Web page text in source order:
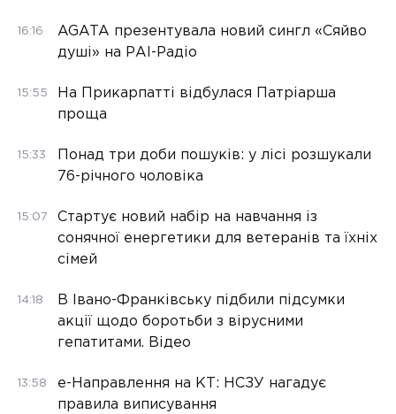
16:16
AGATA презентувала новий сингл «Сяйво
душі» на РАІ-Радіо
15:55
На Прикарпатті відбулася Патріарша
проща
15:33
Понад три доби пошуків: у лісі розшукали
76-річного чоловіка
15:07
Стартує новий набір на навчання із
сонячної енергетики для ветеранів та їхніх
сімей
14:18
В Івано-Франківську підбили підсумки
акції щодо боротьби з вірусними
гепатитами. Відео
13:58
е-Направлення на КТ: НСЗУ нагадує
правила виписування